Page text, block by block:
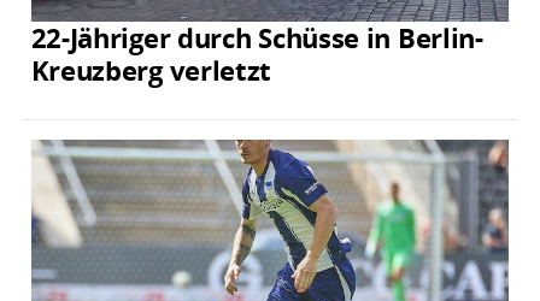
22-Jähriger durch Schüsse in Berlin-
Kreuzberg verletzt